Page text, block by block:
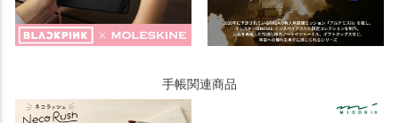
手帳関連商品